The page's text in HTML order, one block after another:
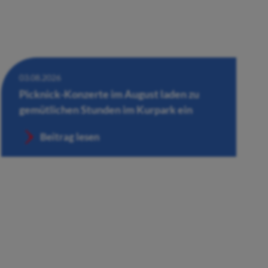
03.08.2026
Picknick-Konzerte im August laden zu
gemütlichen Stunden im Kurpark ein
Beitrag lesen